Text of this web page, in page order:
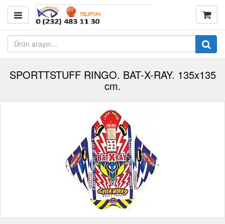
SPORTTSTUFF RINGO. BAT-X-RAY. 135x135
cm.